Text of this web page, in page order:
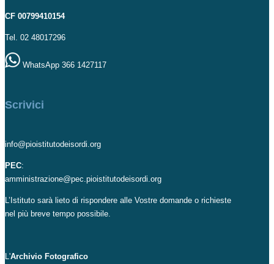
CF 00799410154
Tel. 02 48017296
WhatsApp 366 1427117
Scrivici
info@pioistitutodeisordi.org
PEC:
amministrazione@pec.pioistitutodeisordi.org
L’Istituto sarà lieto di rispondere alle Vostre domande o richieste
nel più breve tempo possibile.
L'Archivio Fotografico